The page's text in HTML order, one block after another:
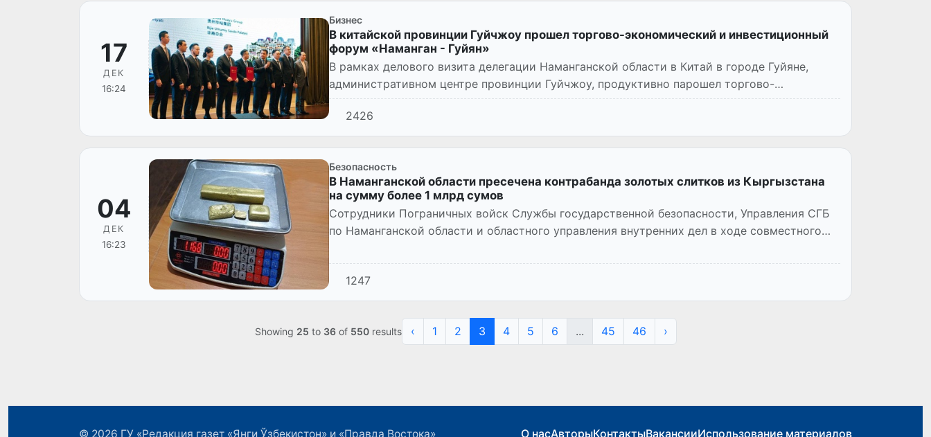
17
ДЕК
16:24
Бизнес
В китайской провинции Гуйчжоу прошел торгово-экономический и инвестиционный
форум «Наманган - Гуйян»
В рамках делового визита делегации Наманганской области в Китай в городе Гуйяне,
административном центре провинции Гуйчжоу, продуктивно парошел торгово-
экономический и инвестиционн...
2426
04
ДЕК
16:23
Безопасность
В Наманганской области пресечена контрабанда золотых слитков из Кыргызстана
на сумму более 1 млрд сумов
Сотрудники Пограничных войск Службы государственной безопасности, Управления СГБ
по Наманганской области и областного управления внутренних дел в ходе совместного
1247
Showing 25 to 36of 550results ‹ 1 2 3 4 5 6 ... 45 46 ›
© 2026 ГУ «Редакция газет «Янги Ўзбекистон» и «Правда Востока» О насАвторыКонтактыВакансииИспользование материалов